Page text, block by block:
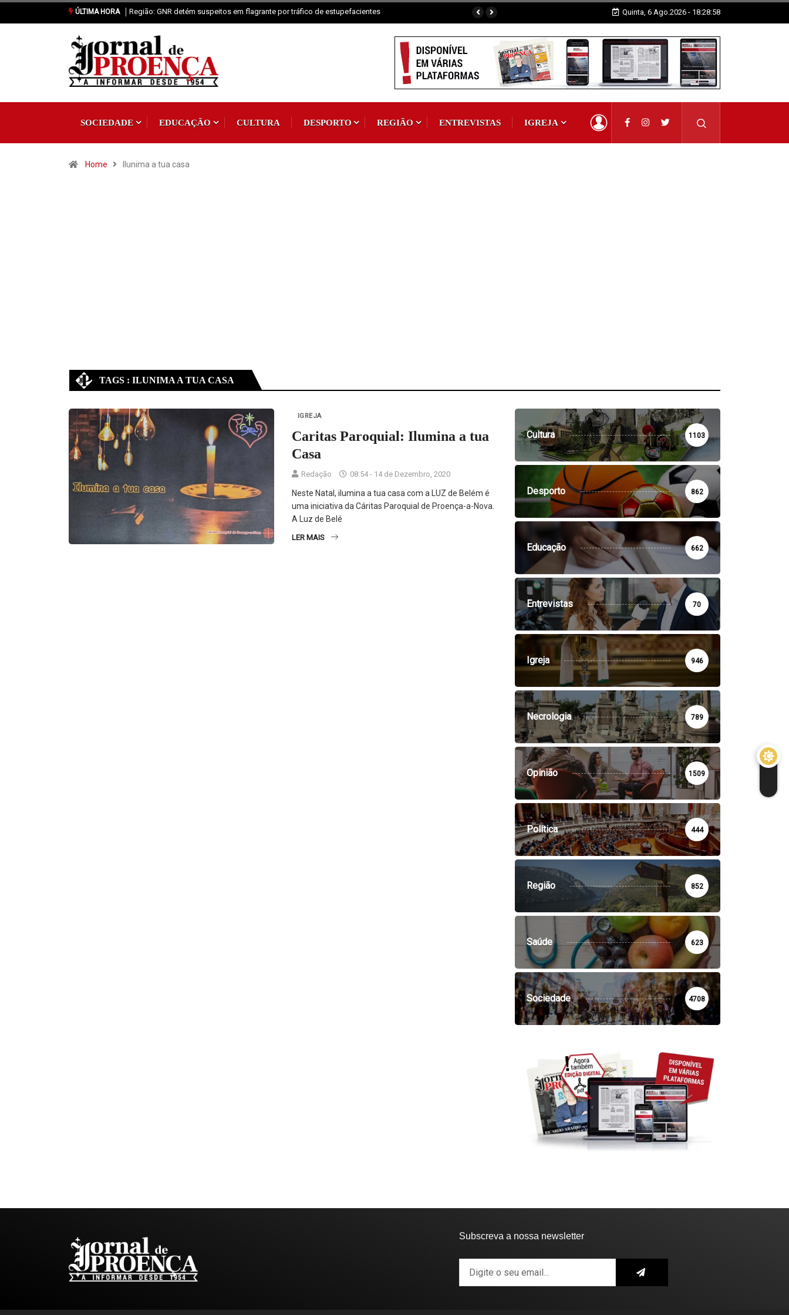
ÚLTIMA HORA
em flagrante por tráfico de estupefacientes Proença-a-Nova: Paróquia vai celebrar Padroeira Quinta, 6 Ago.2026 - 18:28:59
SOCIEDADE EDUCAÇÃO CULTURA DESPORTO REGIÃO ENTREVISTAS IGREJA
Home Ilunima a tua casa
TAGS : ILUNIMA A TUA CASA
IGREJA
Caritas Paroquial: Ilumina a tua
Casa
Redação 08:54 - 14 de Dezembro, 2020
Neste Natal, ilumina a tua casa com a LUZ de Belém é
uma iniciativa da Cáritas Paroquial de Proença-a-Nova.
A Luz de Belé
LER MAIS
Cultura 1103
Desporto 862
Educação 662
Entrevistas 70
Igreja 946
Necrologia 789
Opinião 1509
Política 444
Região 852
Saúde 623
Sociedade 4708
Subscreva a nossa newsletter